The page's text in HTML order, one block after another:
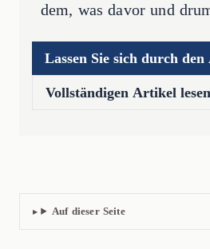
dem, was davor und
Lassen Sie sich durch
Vollständigen Artikel lesen
Auf dieser Seite